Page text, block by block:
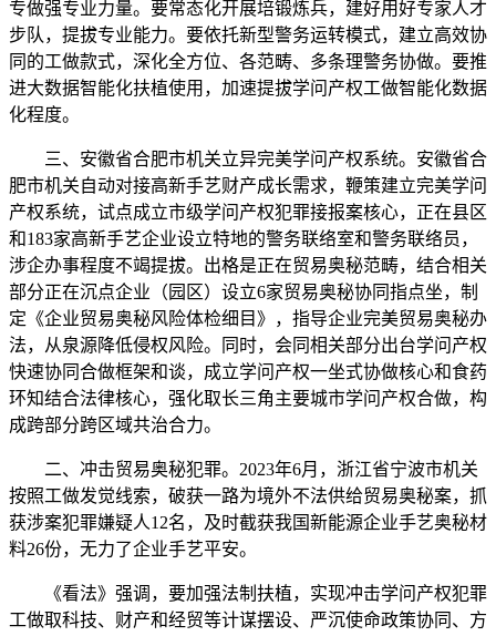
专做强专业力量。要常态化开展培锻炼兵，建好用好专家人才
步队，提拔专业能力。要依托新型警务运转模式，建立高效协
同的工做款式，深化全方位、各范畴、多条理警务协做。要推
进大数据智能化扶植使用，加速提拔学问产权工做智能化数据
化程度。
三、安徽省合肥市机关立异完美学问产权系统。安徽省合
肥市机关自动对接高新手艺财产成长需求，鞭策建立完美学问
产权系统，试点成立市级学问产权犯罪接报案核心，正在县区
和183家高新手艺企业设立特地的警务联络室和警务联络员，
涉企办事程度不竭提拔。出格是正在贸易奥秘范畴，结合相关
部分正在沉点企业（园区）设立6家贸易奥秘协同指点坐，制
定《企业贸易奥秘风险体检细目》，指导企业完美贸易奥秘办
法，从泉源降低侵权风险。同时，会同相关部分出台学问产权
快速协同合做框架和谈，成立学问产权一坐式协做核心和食药
环知结合法律核心，强化取长三角主要城市学问产权合做，构
成跨部分跨区域共治合力。
二、冲击贸易奥秘犯罪。2023年6月，浙江省宁波市机关
按照工做发觉线索，破获一路为境外不法供给贸易奥秘案，抓
获涉案犯罪嫌疑人12名，及时截获我国新能源企业手艺奥秘材
料26份，无力了企业手艺平安。
《看法》强调，要加强法制扶植，实现冲击学问产权犯罪
工做取科技、财产和经贸等计谋摆设、严沉使命政策协同、方